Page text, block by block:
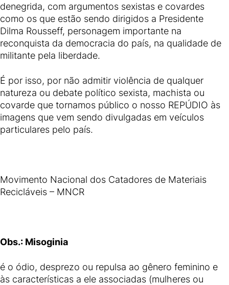
denegrida, com argumentos sexistas e covardes
como os que estão sendo dirigidos a Presidente
Dilma Rousseff, personagem importante na
reconquista da democracia do país, na qualidade de
militante pela liberdade.
É por isso, por não admitir violência de qualquer
natureza ou debate político sexista, machista ou
covarde que tornamos público o nosso REPÚDIO às
imagens que vem sendo divulgadas em veículos
particulares pelo país.
Movimento Nacional dos Catadores de Materiais
Recicláveis – MNCR
Obs.: Misoginia
é o ódio, desprezo ou repulsa ao gênero feminino e
às características a ele associadas (mulheres ou